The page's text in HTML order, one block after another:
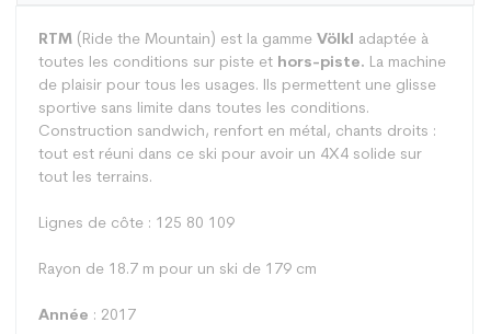
RTM (Ride the Mountain) est la gamme Völkl adaptée à
toutes les conditions sur piste et hors-piste. La machine
de plaisir pour tous les usages. Ils permettent une glisse
sportive sans limite dans toutes les conditions.
Construction sandwich, renfort en métal, chants droits :
tout est réuni dans ce ski pour avoir un 4X4 solide sur
tout les terrains.
Lignes de côte : 125 80 109
Rayon de 18.7 m pour un ski de 179 cm
Année : 2017